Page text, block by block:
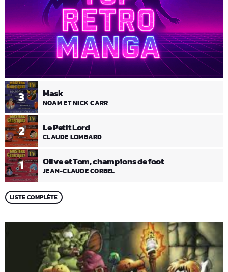
1 Olive et Tom, champions de foot
JEAN-CLAUDE CORBEL
2 Le Petit Lord
CLAUDE LOMBARD
3 Mask
NOAM ET NICK CARR
LISTE COMPLÈTE